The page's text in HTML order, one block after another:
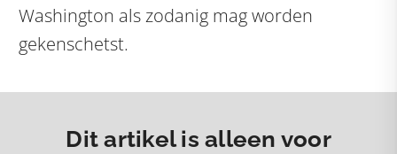
Washington als zodanig mag worden
gekenschetst.
Dit artikel is alleen voor